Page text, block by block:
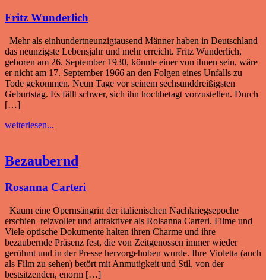
Fritz Wunderlich
Mehr als einhundertneunzigtausend Männer haben in Deutschland
das neunzigste Lebensjahr und mehr erreicht. Fritz Wunderlich,
geboren am 26. September 1930, könnte einer von ihnen sein, wäre
er nicht am 17. September 1966 an den Folgen eines Unfalls zu
Tode gekommen. Neun Tage vor seinem sechsunddreißigsten
Geburtstag. Es fällt schwer, sich ihn hochbetagt vorzustellen. Durch
[…]
weiterlesen...
Bezaubernd
Rosanna Carteri
Kaum eine Opernsängrin der italienischen Nachkriegsepoche
erschien reizvoller und attraktiver als Roisanna Carteri. Filme und
Viele optische Dokumente halten ihren Charme und ihre
bezaubernde Präsenz fest, die von Zeitgenossen immer wieder
gerühmt und in der Presse hervorgehoben wurde. Ihre Violetta (auch
als Film zu sehen) betört mit Anmutigkeit und Stil, von der
bestsitzenden, enorm […]